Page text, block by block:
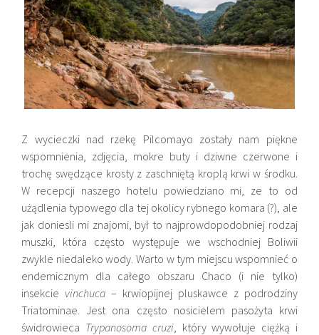
Z wycieczki nad rzekę Pilcomayo zostały nam piękne
wspomnienia, zdjęcia, mokre buty i dziwne czerwone i
trochę swędzące krosty z zaschniętą kroplą krwi w środku.
W recepcji naszego hotelu powiedziano mi, ze to od
użądlenia typowego dla tej okolicy rybnego komara (?), ale
jak doniesli mi znajomi, był to najprowdopodobniej rodzaj
muszki, która często występuje we wschodniej Boliwii
zwykle niedaleko wody. Warto w tym miejscu wspomnieć o
endemicznym dla całego obszaru Chaco (i nie tylko)
insekcie vinchuca – krwiopijnej pluskawce z podrodziny
Triatominae. Jest ona często nosicielem pasożyta krwi
świdrowieca Trypanosoma cruzi, który wywołuje ciężką i